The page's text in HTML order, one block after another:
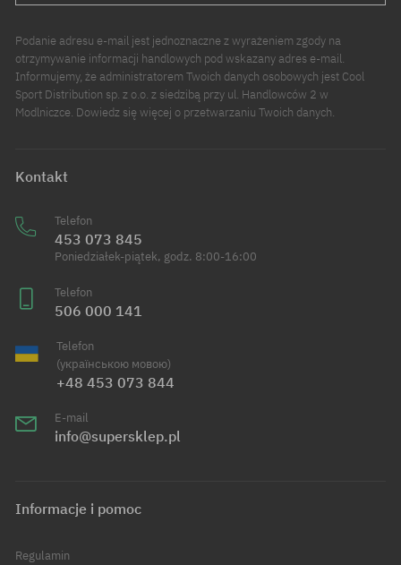
Podanie adresu e-mail jest jednoznaczne z wyrażeniem zgody na
otrzymywanie informacji handlowych pod wskazany adres e-mail.
Informujemy, że administratorem Twoich danych osobowych jest Cool
Sport Distribution sp. z o.o. z siedzibą przy ul. Handlowców 2 w
Modlniczce. Dowiedz się więcej o przetwarzaniu Twoich danych.
Kontakt
Telefon
453 073 845
Poniedziałek-piątek, godz. 8:00-16:00
Telefon
506 000 141
Telefon
(українською мовою)
+48 453 073 844
E-mail
info@supersklep.pl
Informacje i pomoc
Regulamin